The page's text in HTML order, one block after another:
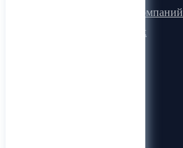
Микроблоги компаний
Быстрый поиск